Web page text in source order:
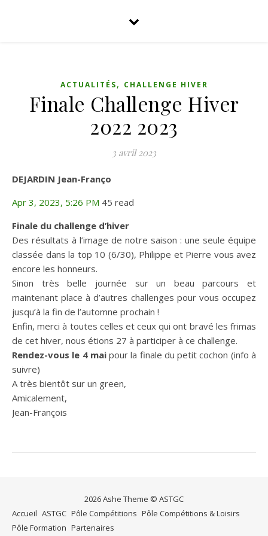
ACTUALITÉS, CHALLENGE HIVER
Finale Challenge Hiver
2022 2023
3 avril 2023
DEJARDIN Jean-Franço
Apr 3, 2023, 5:26 PM 45 read
Finale du challenge d’hiver
Des résultats à l’image de notre saison : une seule équipe
classée dans la top 10 (6/30), Philippe et Pierre vous avez
encore les honneurs.
Sinon très belle journée sur un beau parcours et
maintenant place à d’autres challenges pour vous occupez
jusqu’à la fin de l’automne prochain !
Enfin, merci à toutes celles et ceux qui ont bravé les frimas
de cet hiver, nous étions 27 à participer à ce challenge.
Rendez-vous le 4 maipour la finale du petit cochon (info à
suivre)
A très bientôt sur un green,
Amicalement,
Jean-François
2026 Ashe Theme © ASTGC
Accueil ASTGC Pôle Compétitions Pôle Compétitions & Loisirs
Pôle Formation Partenaires